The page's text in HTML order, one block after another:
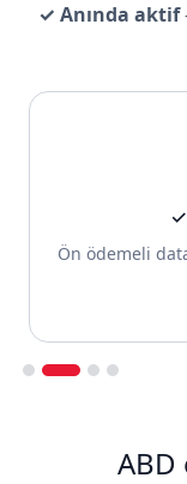
✓ Anında aktif
Ön ödemeli
ABD